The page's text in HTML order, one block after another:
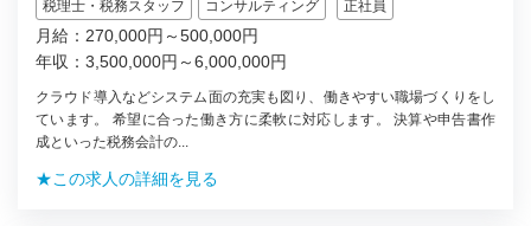
税理士・税務スタッフ
コンサルティング 正社員
月給：270,000円～500,000円
年収：3,500,000円～6,000,000円
クラウド導入などシステム面の充実も図り、働きやすい職場づくりをし
ています。 希望に合った働き方に柔軟に対応します。 決算や申告書作
成といった税務会計の...
★この求人の詳細を見る